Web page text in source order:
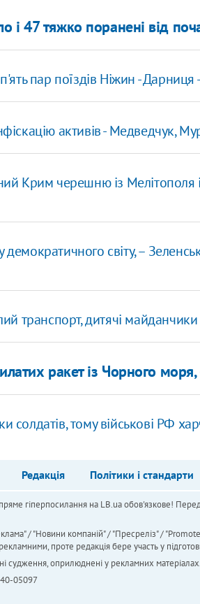
і 47 тяжко поранені від
пар поїздів Ніжин - Дарниця
активів - Медведчук,
Крим черешню із Мелітополя
світу, –
​транспорт, дитячі
ракет із Чорного
солдатів, тому військові РФ
Редакція Політики і стандарти
гіперпосилання на LB.ua обов'язкове!
/ "Новини компаній" / "Пресреліз" /
проте редакція бере участь у
судження, оприлюднені у рекламних
05097